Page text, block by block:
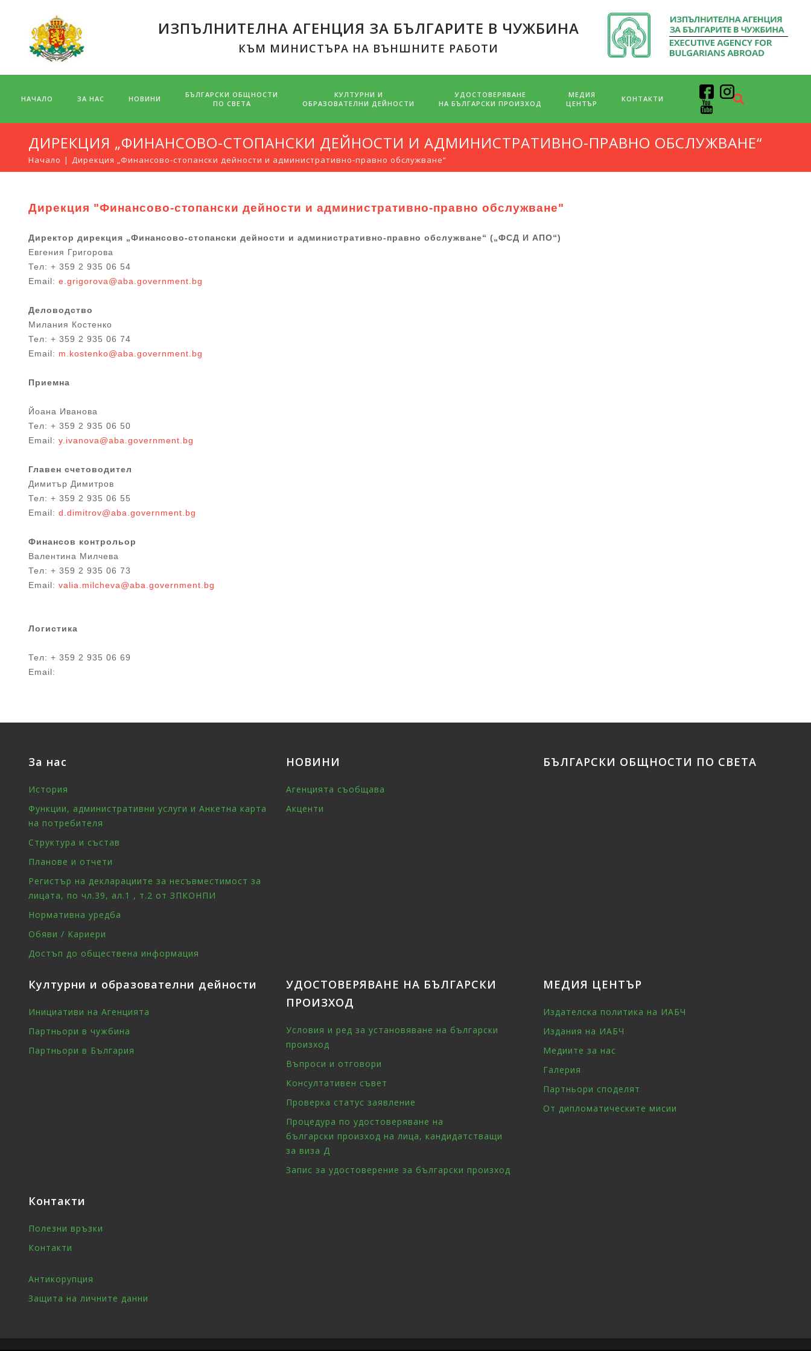
ИЗПЪЛНИТЕЛНА АГЕНЦИЯ ЗА БЪЛГАРИТЕ В ЧУЖБИНА
КЪМ МИНИСТЪРА НА ВЪНШНИТЕ РАБОТИ
НАЧАЛО ЗА НАС НОВИНИ
БЪЛГАРСКИ ОБЩНОСТИ
ПО СВЕТА
КУЛТУРНИ И
ОБРАЗОВАТЕЛНИ ДЕЙНОСТИ
УДОСТОВЕРЯВАНЕ
НА БЪЛГАРСКИ ПРОИЗХОД
МЕДИЯ
ЦЕНТЪР
КОНТАКТИ
ДИРЕКЦИЯ „ФИНАНСОВО-СТОПАНСКИ ДЕЙНОСТИ И АДМИНИСТРАТИВНО-ПРАВНО ОБСЛУЖВАНЕ“
Начало Дирекция „Финансово-стопански дейности и административно-правно обслужване“
Дирекция "Финансово-стопански дейности и административно-правно обслужване"
Директор дирекция „Финансово-стопански дейности и административно-правно обслужване“ („ФСД И АПО“)
Евгения Григорова
Тел: + 359 2 935 06 54
Email: e.grigorova@aba.government.bg
Деловодство
Милания Костенко
Тел: + 359 2 935 06 74
Email: m.kostenko@aba.government.bg
Приемна
Йоана Иванова
Тел: + 359 2 935 06 50
Email: y.ivanova@aba.government.bg
Главен счетоводител
Димитър Димитров
Тел: + 359 2 935 06 55
Email: d.dimitrov@aba.government.bg
Финансов контрольор
Валентина Милчева
Тел: + 359 2 935 06 73
Email: valia.milcheva@aba.government.bg
Логистика
Тел: + 359 2 935 06 69
Email:
За нас
История
Функции, административни услуги и Анкетна карта
на потребителя
Структура и състав
Планове и отчети
Регистър на декларациите за несъвместимост за
лицата, по чл.39, ал.1 , т.2 от ЗПКОНПИ
Нормативна уредба
Обяви / Кариери
Достъп до обществена информация
НОВИНИ
Агенцията съобщава
Акценти
БЪЛГАРСКИ ОБЩНОСТИ ПО СВЕТА
Културни и образователни дейности
Инициативи на Агенцията
Партньори в чужбина
Партньори в България
УДОСТОВЕРЯВАНЕ НА БЪЛГАРСКИ
ПРОИЗХОД
Условия и ред за установяване на български
произход
Въпроси и отговори
Консултативен съвет
Проверка статус заявление
Процедура по удостоверяване на
български произход на лица, кандидатстващи
за виза Д
Запис за удостоверение за български произход
МЕДИЯ ЦЕНТЪР
Издателска политика на ИАБЧ
Издания на ИАБЧ
Медиите за нас
Галерия
Партньори споделят
От дипломатическите мисии
Контакти
Полезни връзки
Контакти
Антикорупция
Защита на личните данни